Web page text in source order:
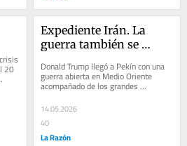
20
Expediente Irán. La
guerra también se
Donald Trump llegó a Pekín con una
guerra abierta en Medio Oriente
acompañado de los grandes
ejecutivos de la economía
estadounidense. La visita...
14.05.2026
40
La Razón